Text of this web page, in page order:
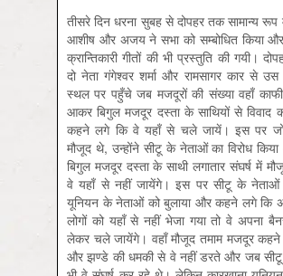
तीसरे दिन धरना सुबह से दोपहर तक सामान्य रूप
आशीष और अजय ने सभा को सम्बोधित किया
क्रान्तिकारी गीतों की भी प्रस्तुति की गयी।
दो नेता गंगेश्वर शर्मा और रामसागर कार से
स्थल पर पहुँचे जब मजदूरों की संख्या वहाँ
आकर बिगुल मजदूर दस्ता के साथियों से
कहने लगे कि वे यहाँ से चले जायें। इस पर
मौजूद थे, उन्होंने सीटू के नेताओं का विरोध
बिगुल मजदूर दस्ता के साथी लगातार संघर्ष में
वे यहाँ से नहीं जायेंगे। इस पर सीटू के नेताओं
यूनियन के नेताओं को बुलाया और कहने लगे कि
लोगों को यहाँ से नहीं भेजा गया तो वे अपना
लेकर चले जायेंगे। वहाँ मौजूद तमाम मजदूर
और झण्डे की धमकी से वे नहीं डरते और जब सीटू